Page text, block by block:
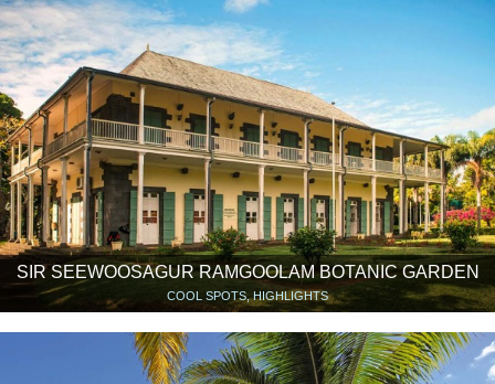
SIR SEEWOOSAGUR RAMGOOLAM BOTANIC GARDEN
COOL SPOTS, HIGHLIGHTS